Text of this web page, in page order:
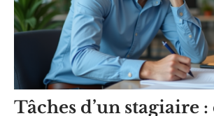
Tâches d’un stagiaire :